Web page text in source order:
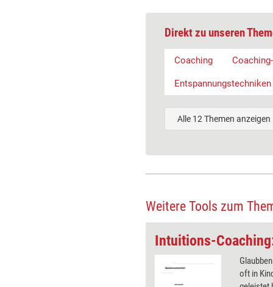
Direkt zu unseren
Coaching
Entspannungstechniken
Alle 12 Themen anzeigen
Weitere Tools zum
oft in